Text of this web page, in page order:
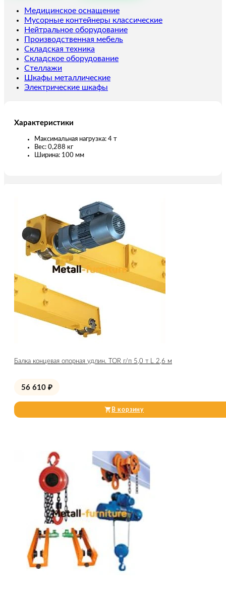
14000
кг
(серый)
Медицинское оснащение
Мусорные контейнеры классические
Нейтральное оборудование
Производственная мебель
Складская техника
Складское оборудование
Стеллажи
Шкафы металлические
Электрические шкафы
Характеристики
Максимальная нагрузка: 4 т
Вес: 0,288 кг
Ширина: 100 мм
Балка концевая опорная удлин. TOR г/п 5,0 т L 2,6 м
56 610 ₽
В корзину